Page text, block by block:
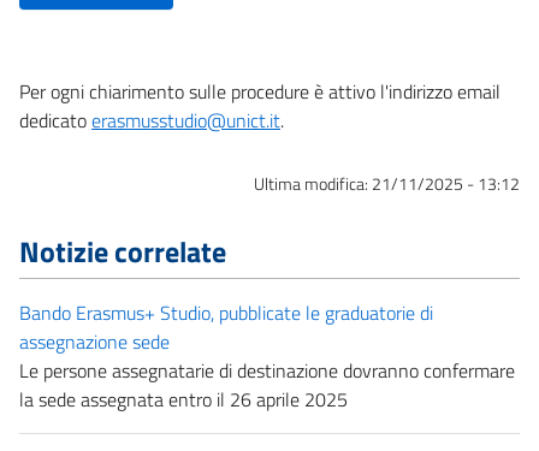
Per ogni chiarimento sulle procedure è attivo l'indirizzo email
dedicatoerasmusstudio@unict.it.
Ultima modifica: 21/11/2025 - 13:12
Notizie correlate
Bando Erasmus+ Studio, pubblicate le graduatorie di
assegnazione sede
Le persone assegnatarie di destinazione dovranno confermare
la sede assegnata entro il 26 aprile 2025